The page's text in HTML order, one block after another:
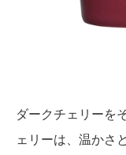
ダークチェリーを
ェリーは、温かさ